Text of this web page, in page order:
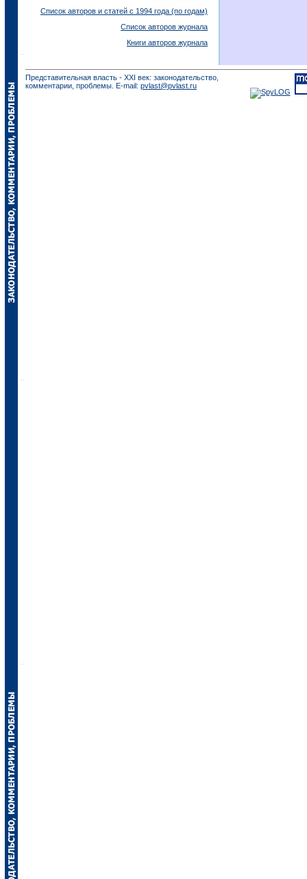
Список авторов и статей с 1994 года (по годам)
Список авторов журнала
Книги авторов журнала
Представительная власть - XXI век: законодательство,
комментарии, проблемы. E-mail: pvlast@pvlast.ru